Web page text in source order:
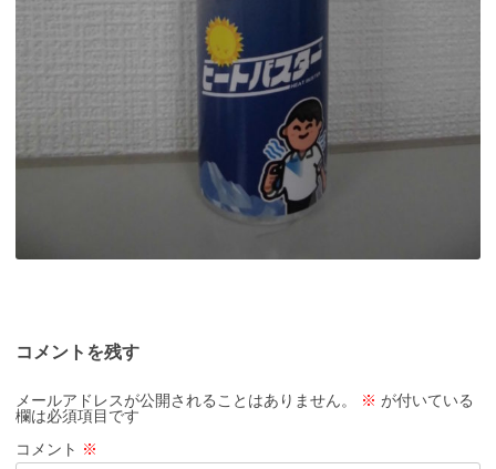
コメントを残す
メールアドレスが公開されることはありません。 ※ が付いている
欄は必須項目です
コメント ※